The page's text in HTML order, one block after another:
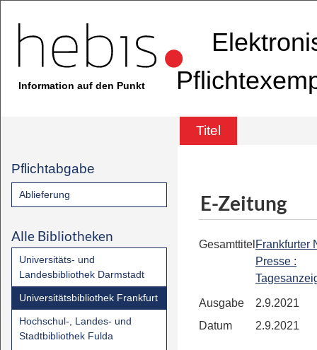
Information auf den Punkt
Titel
Pflichtabgabe
Ablieferung
Alle Bibliotheken
Universitäts- und
Landesbibliothek Darmstadt
Universitätsbibliothek Frankfurt
Hochschul-, Landes- und
Stadtbibliothek Fulda
E-Zeitung
Gesamttitel Frankfurter
Presse :
Ausgabe
2.9.2021
Datum
2.9.2021